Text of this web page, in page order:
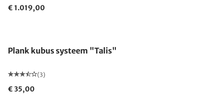
€ 1.019,00
Plank kubus systeem "Talis"
(3)
€ 35,00